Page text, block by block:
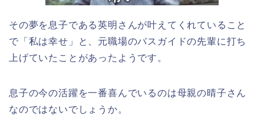
その夢を息子である英明さんが叶えてくれていること
で「私は幸せ」と、元職場のバスガイドの先輩に打ち
上げていたことがあったようです。
息子の今の活躍を一番喜んでいるのは母親の晴子さん
なのではないでしょうか。